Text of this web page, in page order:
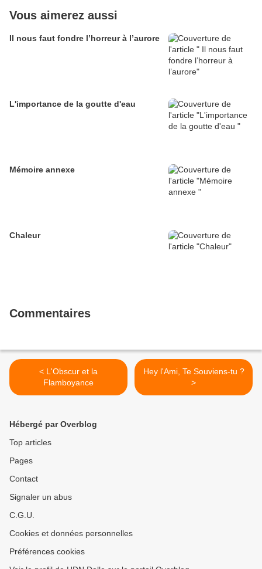
Vous aimerez aussi
Il nous faut fondre l’horreur à l’aurore
L'importance de la goutte d'eau
Mémoire annexe
Chaleur
Commentaires
< L'Obscur et la
Flamboyance
Hey l'Ami, Te Souviens-tu ?
>
Hébergé par Overblog
Top articles
Pages
Contact
Signaler un abus
C.G.U.
Cookies et données personnelles
Préférences cookies